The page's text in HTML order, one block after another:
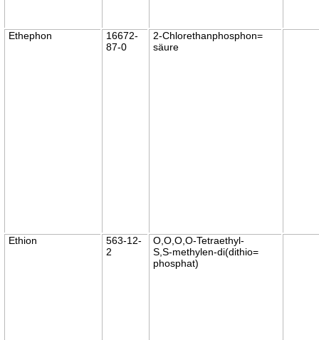
Ethephon
16672-
87-0
2-Chlorethanphosphon=
säure
Ethion
563-12-
2
O,O,O,O-Tetraethyl-
S,S-methylen-di(dithio=
phosphat)